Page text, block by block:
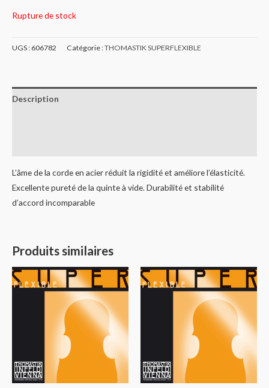
Rupture de stock
UGS : 606782 Catégorie :THOMASTIK SUPERFLEXIBLE
Description
L’âme de la corde en acier réduit la rigidité et améliore l’élasticité.
Excellente pureté de la quinte à vide. Durabilité et stabilité
d’accord incomparable
Produits similaires